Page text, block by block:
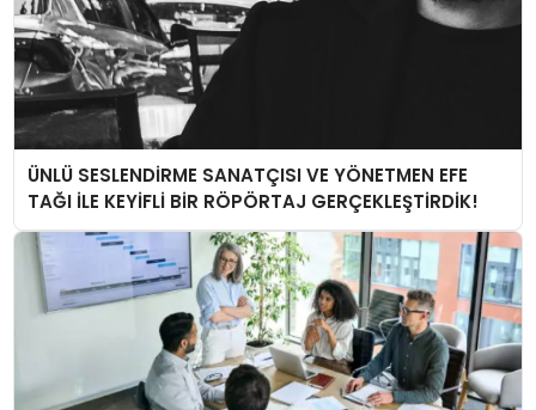
ÜNLÜ SESLENDİRME SANATÇISI VE YÖNETMEN EFE
TAĞI İLE KEYİFLİ BİR RÖPÖRTAJ GERÇEKLEŞTİRDİK!